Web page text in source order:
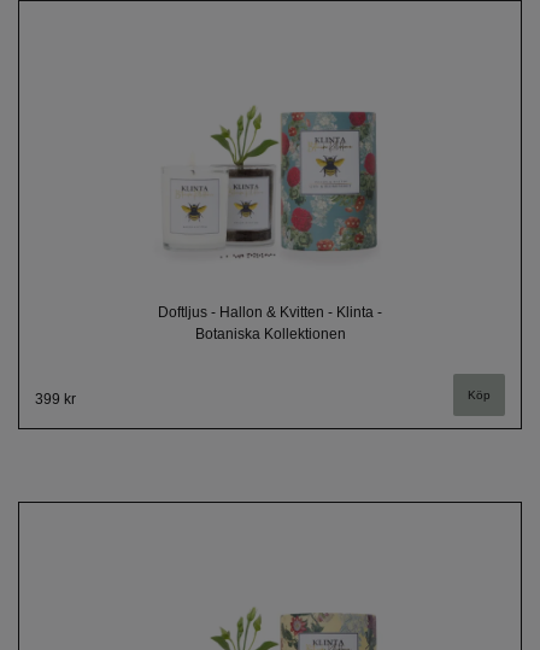
Doftljus - Hallon & Kvitten - Klinta -
Botaniska Kollektionen
399 kr